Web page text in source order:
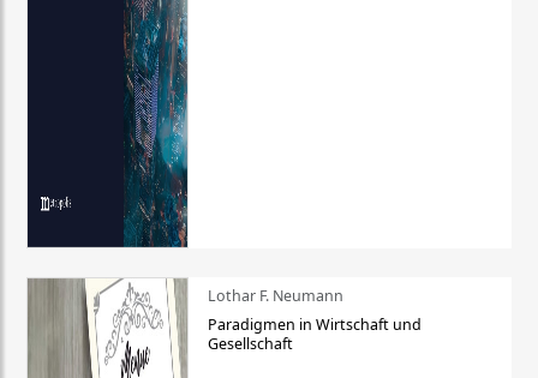
Lothar F. Neumann
Paradigmen in Wirtschaft und
Gesellschaft